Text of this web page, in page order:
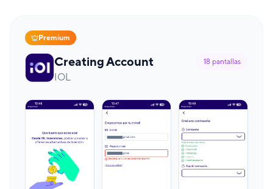
Premium
Creating Account
IOL
18 pantallas